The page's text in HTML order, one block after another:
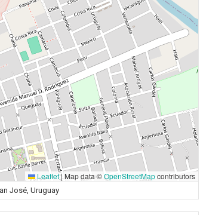
Leaflet| Map data ©OpenStreetMapcontributors
José, Uruguay